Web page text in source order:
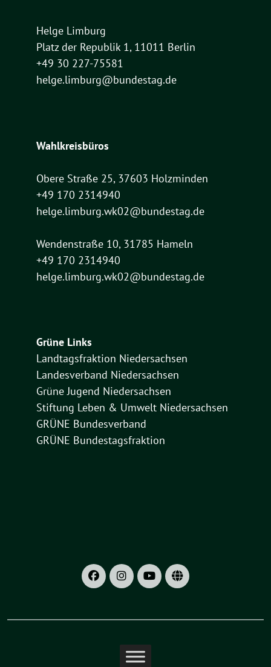
Helge Limburg
Platz der Republik 1, 11011 Berlin
+49 30 227-75581
helge.limburg@bundestag.de
Wahlkreisbüros
Obere Straße 25, 37603 Holzminden
+49 170 2314940
helge.limburg.wk02@bundestag.de
Wendenstraße 10, 31785 Hameln
+49 170 2314940
helge.limburg.wk02@bundestag.de
Grüne Links
Landtagsfraktion Niedersachsen
Landesverband Niedersachsen
Grüne Jugend Niedersachsen
Stiftung Leben & Umwelt Niedersachsen
GRÜNE Bundesverband
GRÜNE Bundestagsfraktion